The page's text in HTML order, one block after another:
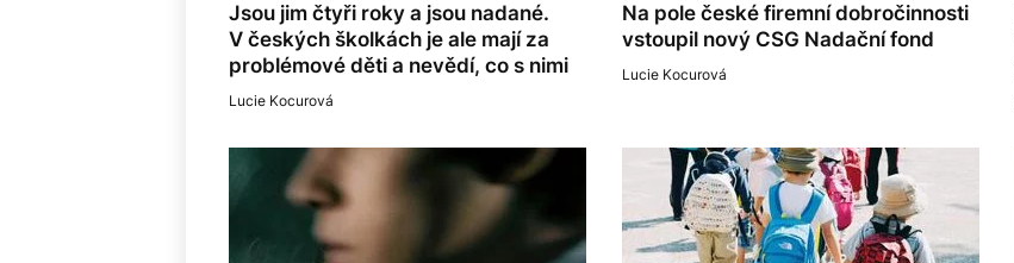
Jsou jim čtyři roky a jsou nadané.
V českých školkách je ale mají za
problémové děti a nevědí, co s nimi
Lucie Kocurová
Na pole české firemní dobročinnosti
vstoupil nový CSG Nadační fond
Lucie Kocurová